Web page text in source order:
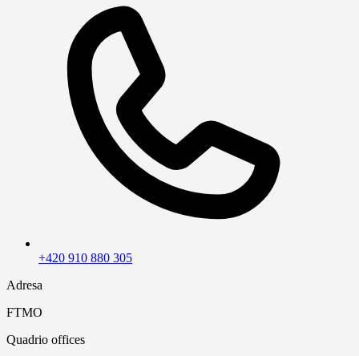
+420 910 880 305
Adresa
FTMO
Quadrio offices